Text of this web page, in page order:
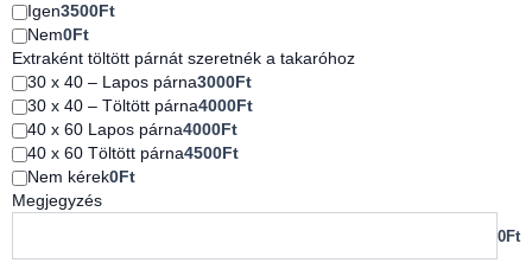
Igen3500Ft
Nem0Ft
Extraként töltött párnát szeretnék a takaróhoz
30 x 40 – Lapos párna3000Ft
30 x 40 – Töltött párna4000Ft
40 x 60 Lapos párna4000Ft
40 x 60 Töltött párna4500Ft
Nem kérek0Ft
Megjegyzés
0Ft